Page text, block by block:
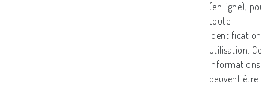
(en ligne), pour
toute
identification
utilisation. Ces
informations
peuvent être